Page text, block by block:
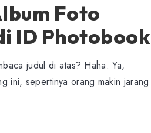
Foto
ID Photobook
judul di atas? Haha. Ya,
ini, sepertinya orang makin jarang